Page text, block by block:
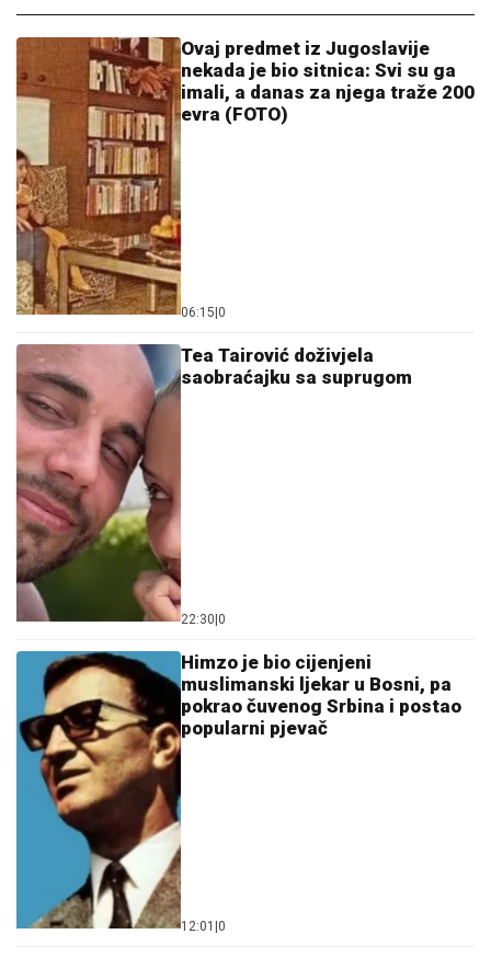
Ovaj predmet iz Jugoslavije
nekada je bio sitnica: Svi su ga
imali, a danas za njega traže 200
evra (FOTO)
06:15 0
Tea Tairović doživjela
saobraćajku sa suprugom
22:30 0
Himzo je bio cijenjeni
muslimanski ljekar u Bosni, pa
pokrao čuvenog Srbina i postao
popularni pjevač
12:01 0